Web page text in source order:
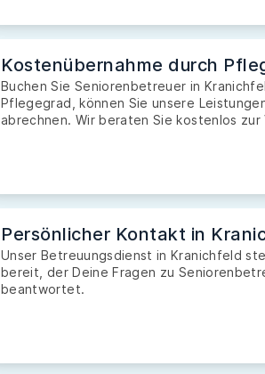
Kostenübernahme durch
Buchen Sie Seniorenbetreuer in
Pflegegrad, können Sie unsere
abrechnen. Wir beraten Sie kostenlos
Persönlicher Kontakt in
Unser Betreuungsdienst in Kranichfeld
bereit, der Deine Fragen zu
beantwortet.